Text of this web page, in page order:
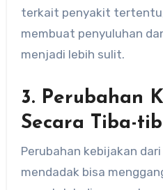
terkait penyakit tertentu,
membuat penyuluhan
menjadi lebih sulit.
3. Perubahan
Secara Tiba-
Perubahan kebijakan
mendadak bisa